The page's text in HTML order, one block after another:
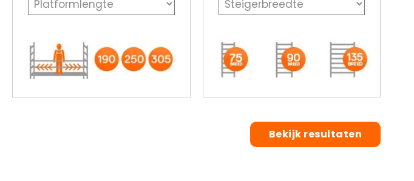
Bekijk resultaten